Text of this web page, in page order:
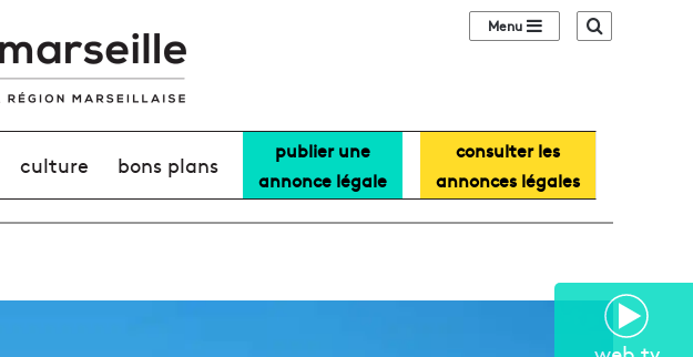
Sidebar (barre
culture bons plans
publier une
annonce légale
consulter les
annonces légales